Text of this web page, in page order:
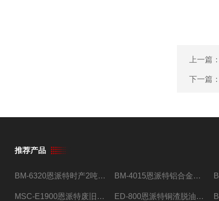
上一篇
下一篇
推荐产品
BM-6320恩派特时产2吨合金钢屑压饼机 BM-4015恩派特铝合金屑压饼机 脱油效果好
MSC-E1900恩派特废旧锂电池极片破碎处理设备 ED-800恩派特铜渣脱油机废铜屑铝屑甩油机